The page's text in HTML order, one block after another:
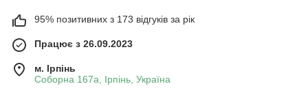
95% позитивних з 173 відгуків за рік
Працює з 26.09.2023
м. Ірпінь
Соборна 167а, Ірпінь, Україна